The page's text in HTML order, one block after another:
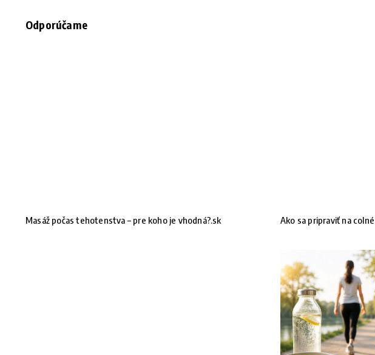
Odporúčame
Masáž počas tehotenstva – pre koho je vhodná?.sk Ako sa pripraviť na